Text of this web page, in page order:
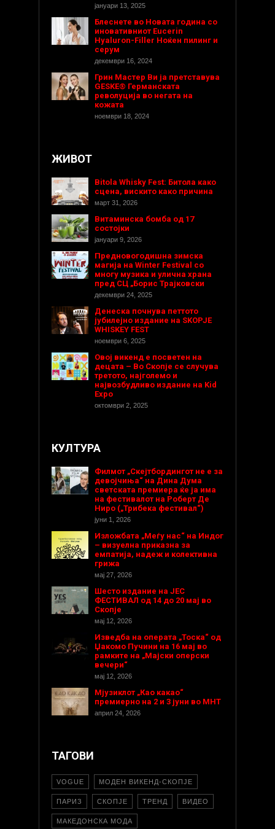
јануари 13, 2025
Блеснете во Новата година со
иновативниот Eucerin
Hyaluron-Filler Ноќен пилинг и
серум
декември 16, 2024
Грин Мастер Ви ја претставува
GESKE® Германската
револуција во негата на
кожата
ноември 18, 2024
ЖИВОТ
Bitola Whisky Fest: Битола како
сцена, вискито како причина
март 31, 2026
Витаминска бомба од 17
состојки
јануари 9, 2026
Предновогодишнa зимска
магија на Winter Festival со
многу музика и улична храна
пред СЦ „Борис Трајковски
декември 24, 2025
Денеска почнува петтото
јубилејно издание на SKOPJE
WHISKEY FEST
ноември 6, 2025
Овој викенд е посветен на
децата – Во Скопје се случува
третото, најголемо и
највозбудливо издание на Kid
Expo
октомври 2, 2025
КУЛТУРА
Филмот „Скејтбордингот не е за
девојчиња“ на Дина Дума
светската премиера ќе ја има
на фестивалот на Роберт Де
Ниро („Трибека фестивал“)
јуни 1, 2026
Изложбата „Меѓу нас“ на Индог
– визуелна приказна за
емпатија, надеж и колективна
грижа
мај 27, 2026
Шесто издание на ЈЕС
ФЕСТИВАЛ од 14 до 20 мај во
Скопје
мај 12, 2026
Изведба на операта „Тоска“ од
Џакомо Пучини на 16 мај во
рамките на „Мајски оперски
вечери“
мај 12, 2026
Мјузиклот „Као какао“
премиерно на 2 и 3 јуни во МНТ
април 24, 2026
ТАГОВИ
VOGUE МОДЕН ВИКЕНД-СКОПЈЕ
ПАРИЗ СКОПЈЕ ТРЕНД ВИДЕО
МАКЕДОНСКА МОДА